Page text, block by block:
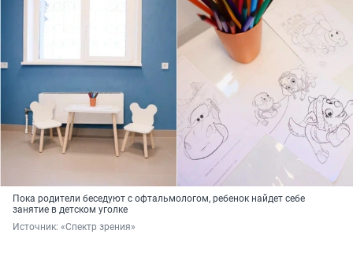
Пока родители беседуют с офтальмологом, ребенок найдет себе
занятие в детском уголке
Источник: «Спектр зрения»